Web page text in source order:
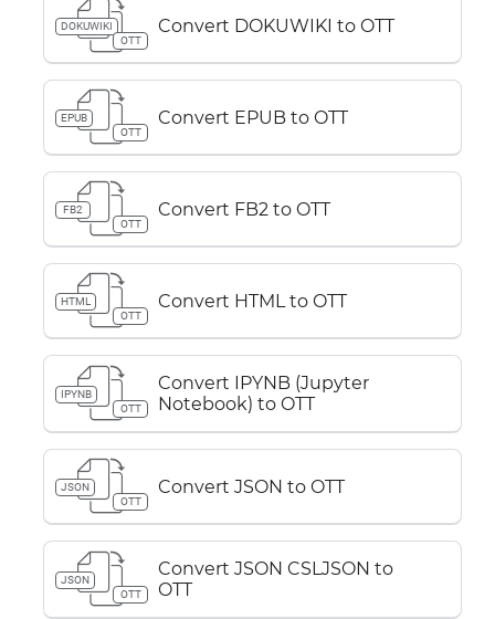
DOKUWIKI
OTT
Convert DOKUWIKI to OTT
EPUB
OTT
Convert EPUB to OTT
FB2
OTT
Convert FB2 to OTT
HTML
OTT
Convert HTML to OTT
IPYNB
OTT
Convert IPYNB (Jupyter
Notebook) to OTT
JSON
OTT
Convert JSON to OTT
JSON
OTT
Convert JSON CSLJSON to
OTT